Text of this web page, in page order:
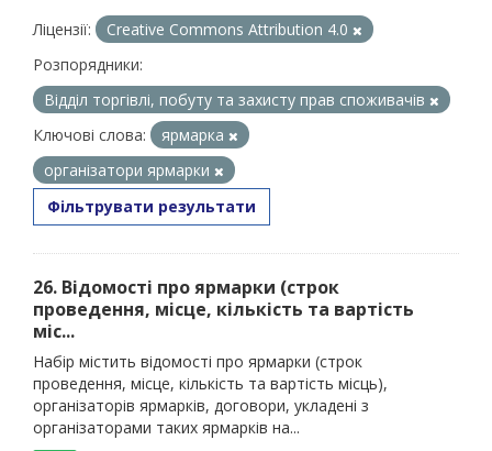
Ліцензії:
Creative Commons Attribution 4.0
Розпорядники:
Відділ торгівлі, побуту та захисту прав споживачів
Ключові слова:
ярмарка
організатори ярмарки
Фільтрувати результати
26. Відомості про ярмарки (строк
проведення, місце, кількість та вартість
міс...
Набір містить відомості про ярмарки (строк
проведення, місце, кількість та вартість місць),
організаторів ярмарків, договори, укладені з
організаторами таких ярмарків на...